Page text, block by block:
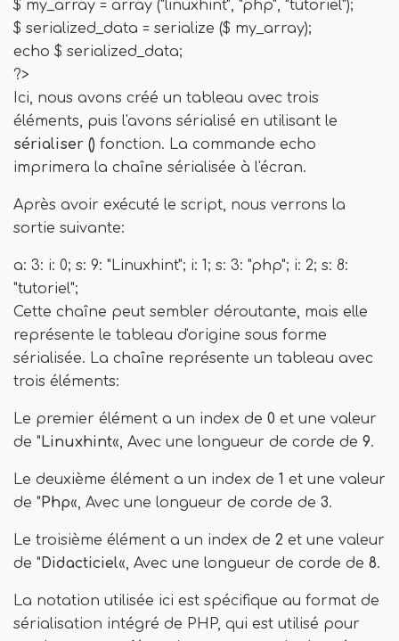
$ my_array = array ("linuxhint", "php", "tutoriel");
$ serialized_data = serialize ($ my_array);
echo $ serialized_data;
?>
Ici, nous avons créé un tableau avec trois
éléments, puis l'avons sérialisé en utilisant le
sérialiser () fonction. La commande echo
imprimera la chaîne sérialisée à l'écran.
Après avoir exécuté le script, nous verrons la
sortie suivante:
a: 3: i: 0; s: 9: "Linuxhint"; i: 1; s: 3: "php"; i: 2; s: 8:
"tutoriel";
Cette chaîne peut sembler déroutante, mais elle
représente le tableau d'origine sous forme
sérialisée. La chaîne représente un tableau avec
trois éléments:
Le premier élément a un index de 0 et une valeur
de "Linuxhint«, Avec une longueur de corde de 9.
Le deuxième élément a un index de 1 et une valeur
de "Php«, Avec une longueur de corde de 3.
Le troisième élément a un index de 2 et une valeur
de "Didacticiel«, Avec une longueur de corde de 8.
La notation utilisée ici est spécifique au format de
sérialisation intégré de PHP, qui est utilisé pour